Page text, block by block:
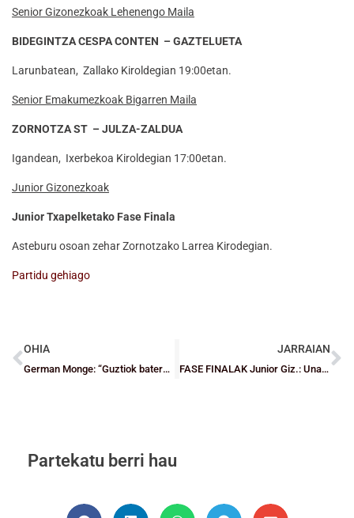
Senior Gizonezkoak Lehenengo Maila
BIDEGINTZA CESPA CONTEN – GAZTELUETA
Larunbatean, Zallako Kiroldegian 19:00etan.
Senior Emakumezkoak Bigarren Maila
ZORNOTZA ST – JULZA-ZALDUA
Igandean, Ixerbekoa Kiroldegian 17:00etan.
Junior Gizonezkoak
Junior Txapelketako Fase Finala
Asteburu osoan zehar Zornotzako Larrea Kirodegian.
Partidu gehiago
OHIA
German Monge: “Guztiok batera, bidea errezagoa da”
JARRAIAN
FASE FINALAK Junior Giz.: Unamunok eta Loiolak lehenengo garaipenak lortu dituzte
Partekatu berri hau